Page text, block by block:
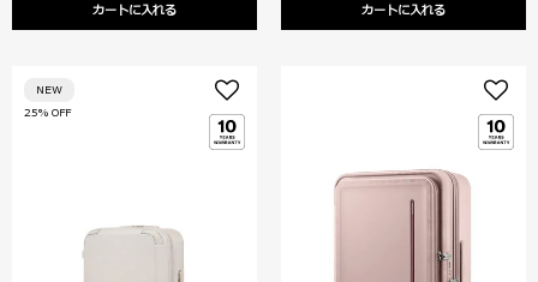
カートに入れる カートに入れる
25% OFF
NEW